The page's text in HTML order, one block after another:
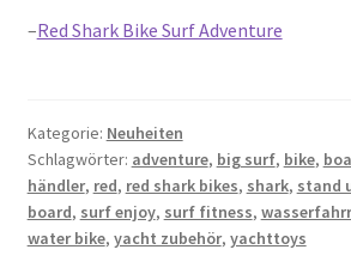
–Red Shark Bike Surf Adventure
Kategorie: Neuheiten
Schlagwörter: adventure, big surf, bike,
händler, red, red shark bikes, shark, stand
board, surf enjoy, surf fitness,
water bike, yacht zubehör, yachttoys